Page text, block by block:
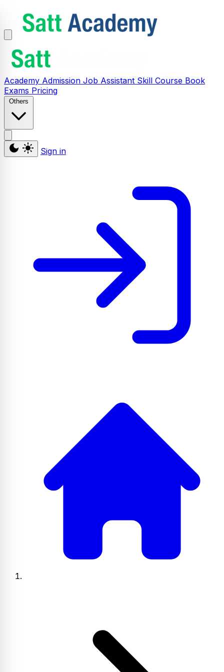
Academy Admission Job Assistant Skill Course Book
Exams Pricing
Others
Sign in